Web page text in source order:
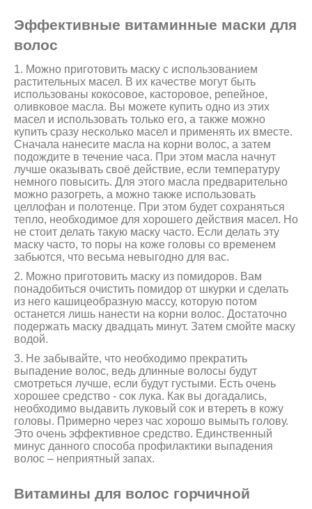
Эффективные витаминные маски для
волос
1. Можно приготовить маску с использованием
растительных масел. В их качестве могут быть
использованы кокосовое, касторовое, репейное,
оливковое масла. Вы можете купить одно из этих
масел и использовать только его, а также можно
купить сразу несколько масел и применять их вместе.
Сначала нанесите масла на корни волос, а затем
подождите в течение часа. При этом масла начнут
лучше оказывать своё действие, если температуру
немного повысить. Для этого масла предварительно
можно разогреть, а можно также использовать
целлофан и полотенце. При этом будет сохраняться
тепло, необходимое для хорошего действия масел. Но
не стоит делать такую маску часто. Если делать эту
маску часто, то поры на коже головы со временем
забьются, что весьма невыгодно для вас.
2. Можно приготовить маску из помидоров. Вам
понадобиться очистить помидор от шкурки и сделать
из него кашицеобразную массу, которую потом
останется лишь нанести на корни волос. Достаточно
подержать маску двадцать минут. Затем смойте маску
водой.
3. Не забывайте, что необходимо прекратить
выпадение волос, ведь длинные волосы будут
смотреться лучше, если будут густыми. Есть очень
хорошее средство - сок лука. Как вы догадались,
необходимо выдавить луковый сок и втереть в кожу
головы. Примерно через час хорошо вымыть голову.
Это очень эффективное средство. Единственный
минус данного способа профилактики выпадения
волос – неприятный запах.
Витамины для волос горчичной